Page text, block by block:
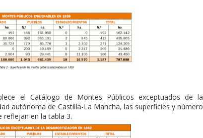
el Catálogo de Montes Públicos exceptuados de la
autónoma de Castilla-La Mancha, las superficies y número
reflejan en la tabla 3.